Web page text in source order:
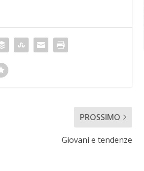
PROSSIMO
Giovani e tendenze